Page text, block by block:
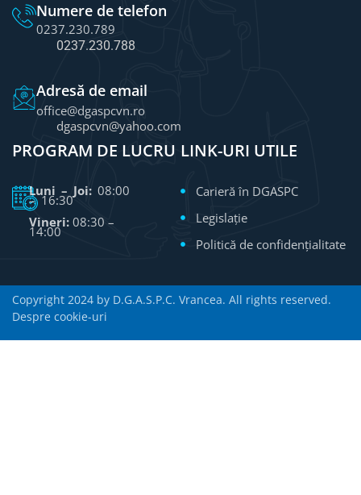
Numere de telefon
0237.230.789
0237.230.788
Adresă de email
office@dgaspcvn.ro
dgaspcvn@yahoo.com
PROGRAM DE LUCRU
Luni – Joi: 08:00
– 16:30
Vineri: 08:30 –
14:00
LINK-URI UTILE
Carieră în DGASPC
Legislație
Politică de confidențialitate
Copyright 2024 by D.G.A.S.P.C. Vrancea. All rights reserved.
Despre cookie-uri